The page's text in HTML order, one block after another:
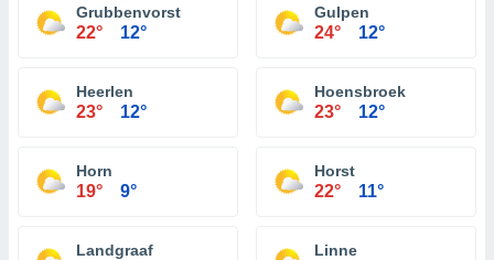
Grubbenvorst
22° 12°
Gulpen
24° 12°
Heerlen
23° 12°
Hoensbroek
23° 12°
Horn
19° 9°
Horst
22° 11°
Landgraaf Linne